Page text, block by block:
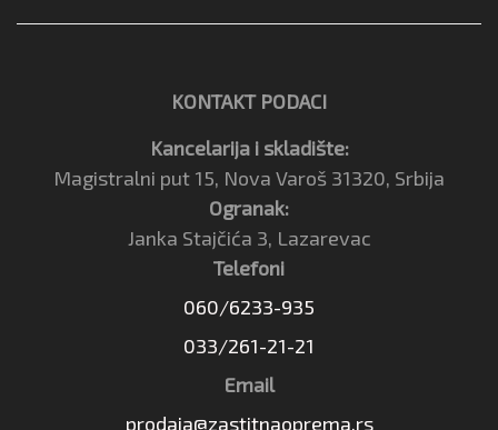
KONTAKT PODACI
Kancelarija i skladište:
Magistralni put 15, Nova Varoš 31320, Srbija
Ogranak:
Janka Stajčića 3, Lazarevac
Telefoni
060/6233-935
033/261-21-21
Email
prodaja@zastitnaoprema.rs